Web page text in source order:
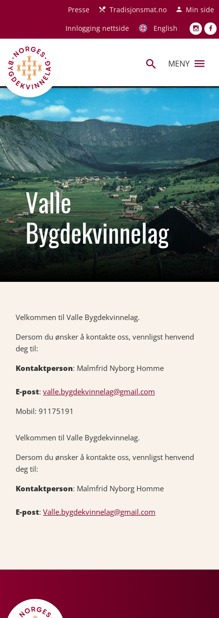
Hopp til hovedinnholdPresse Tradisjonsmat.no
Min side
Innlogging nettside
English
MENY
Valle
Bygdekvinnelag
Velkommen til Valle Bygdekvinnelag.
Dersom du ønsker å kontakte oss, vennligst henvend
deg til:
Kontaktperson: Malmfrid Nyborg Homme
E-post: valle.bygdekvinnelag@gmail.com
Mobil: 91175191
Velkommen til Valle Bygdekvinnelag.
Dersom du ønsker å kontakte oss, vennligst henvend
deg til:
Kontaktperson: Malmfrid Nyborg Homme
E-post: Valle.bygdekvinnelag@gmail.com